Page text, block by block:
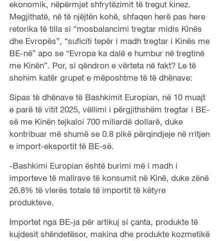
ekonomik, nëpërmjet shfrytëzimit të tregut kinez.
Megjithatë, në të njëjtën kohë, shfaqen herë pas here
retorika të tilla si “mosbalancimi tregtar midis Kinës
dhe Evropës”, “suficiti tepër i madh tregtar i Kinës me
BE-në” apo se “Evropa ka dalë e humbur në tregtinë
me Kinën”. Por, si qëndron e vërteta në fakt? Le të
shohim katër grupet e mëposhtme të të dhënave:
Sipas të dhënave të Bashkimit Europian, në 10 muajt
e parë të vitit 2025, vëllimi i përgjithshëm tregtar i BE-
së me Kinën tejkaloi 700 miliardë dollarë, duke
kontribuar më shumë se 0.8 pikë përqindjeje në rritjen
e import-eksportit të BE-së.
-Bashkimi Europian është burimi më i madh i
importeve të mallrave të konsumit në Kinë, duke zënë
26.8% të vlerës totale të importit të këtyre
produkteve.
Importet nga BE-ja për artikuj si çanta, produkte të
kujdesit shëndetësor, makina dhe produkte kozmetikë